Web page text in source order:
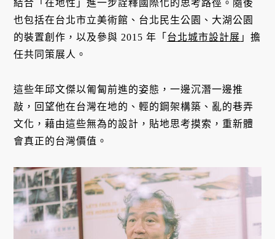
結合「在地性」進一步詮釋國際化的思考路徑。隨後
也包括在台北市立美術館、台北民生公園、大湖公園
的裝置創作，以及參與 2015 年「 台北城市設計展 」擔
任共同策展人。
這些年邱文傑以匍匐前進的姿態，一邊沉潛一邊推
敲，回望他在台灣在地的、輕的鋼架構築、亂的巷弄
文化，藉由這些無為的設計，貼地思考摸索，重新體
會真正的台灣價值。